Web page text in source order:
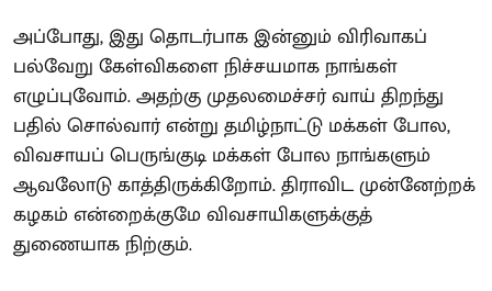
அப்போது, இது தொடர்பாக இன்னும் விரிவாகப்
பல்வேறு கேள்விகளை நிச்சயமாக நாங்கள்
எழுப்புவோம். அதற்கு முதலமைச்சர் வாய் திறந்து
பதில் சொல்வார் என்று தமிழ்நாட்டு மக்கள் போல,
விவசாயப் பெருங்குடி மக்கள் போல நாங்களும்
ஆவலோடு காத்திருக்கிறோம். திராவிட முன்னேற்றக்
கழகம் என்றைக்குமே விவசாயிகளுக்குத்
துணையாக நிற்கும்.